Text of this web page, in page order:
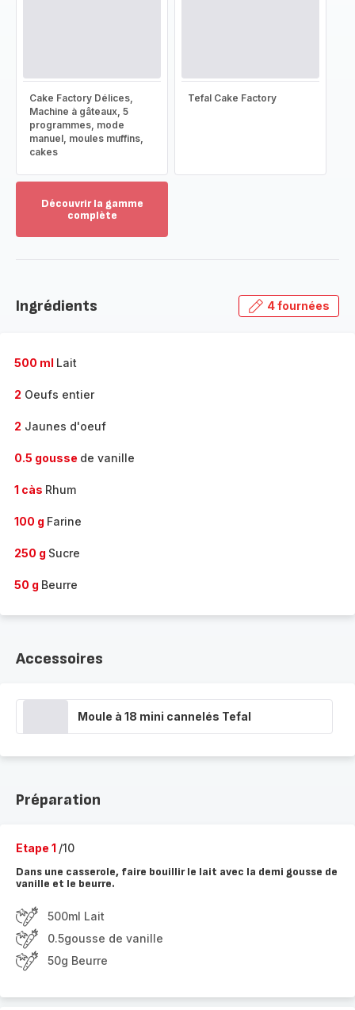
Cake Factory Délices,
Machine à gâteaux, 5
programmes, mode
manuel, moules muffins,
cakes
Tefal Cake Factory
Découvrir la gamme
complète
gamme
Ingrédients 4 fournées
500 ml Lait
2 Oeufs entier
2 Jaunes d'oeuf
0.5 gousse de vanille
1 càs Rhum
100 g Farine
250 g Sucre
50 g Beurre
Accessoires
Moule à 18 mini cannelés Tefal
Préparation
Etape 1 /10
Dans une casserole, faire bouillir le lait avec la demi gousse de
vanille et le beurre.
500ml Lait
0.5gousse de vanille
50g Beurre